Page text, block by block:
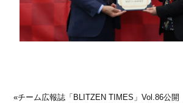
«チーム広報誌「BLITZEN TIMES」Vol.86公開